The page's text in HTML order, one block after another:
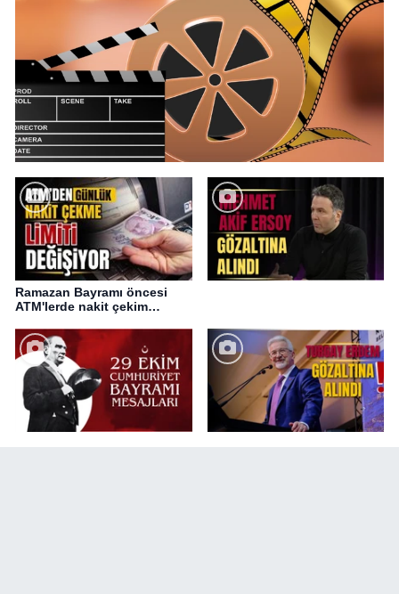
Ramazan Bayramı öncesi
ATM'lerde nakit çekim